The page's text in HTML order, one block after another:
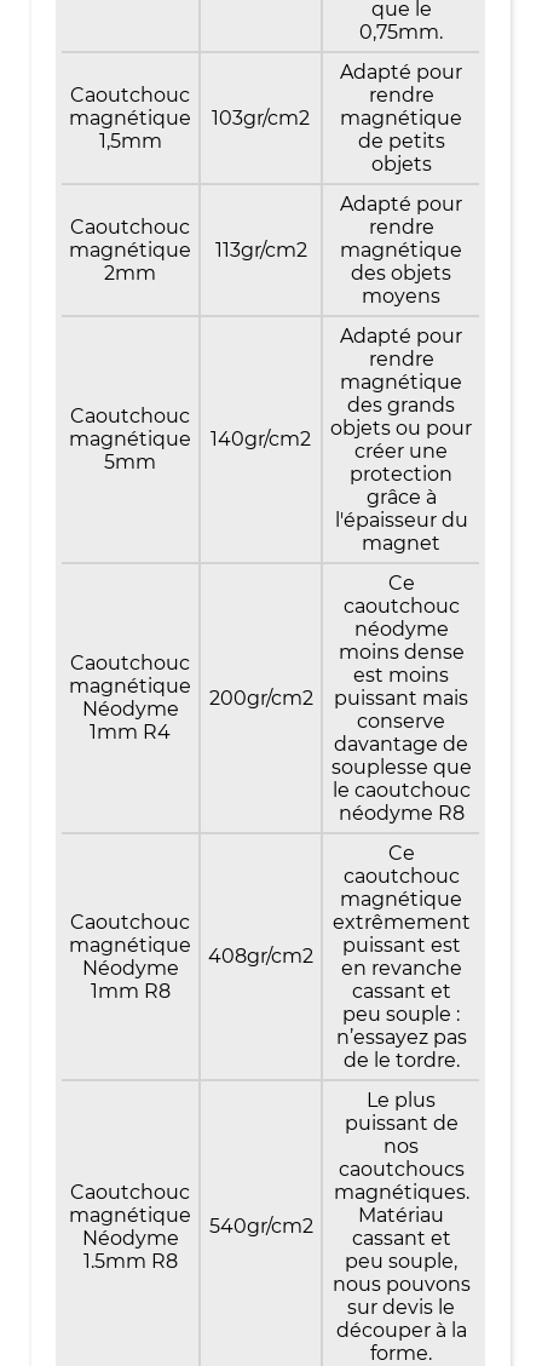
que le
0,75mm.
Caoutchouc
magnétique
1,5mm
103gr/cm2
Adapté pour
rendre
magnétique
de petits
objets
Caoutchouc
magnétique
2mm
113gr/cm2
Adapté pour
rendre
magnétique
des objets
moyens
Caoutchouc
magnétique
5mm
140gr/cm2
Adapté pour
rendre
magnétique
des grands
objets ou pour
créer une
protection
grâce à
l'épaisseur du
magnet
Caoutchouc
magnétique
Néodyme
1mm R4
200gr/cm2
Ce
caoutchouc
néodyme
moins dense
est moins
puissant mais
conserve
davantage de
souplesse que
le caoutchouc
néodyme R8
Caoutchouc
magnétique
Néodyme
1mm R8
408gr/cm2
Ce
caoutchouc
magnétique
extrêmement
puissant est
en revanche
cassant et
peu souple :
n’essayez pas
de le tordre.
Caoutchouc
magnétique
Néodyme
1.5mm R8
540gr/cm2
Le plus
puissant de
nos
caoutchoucs
magnétiques.
Matériau
cassant et
peu souple,
nous pouvons
sur devis le
découper à la
forme.